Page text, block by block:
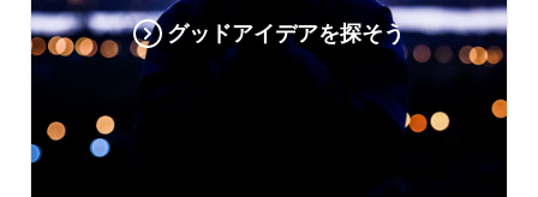
グッドアイデアを探そう